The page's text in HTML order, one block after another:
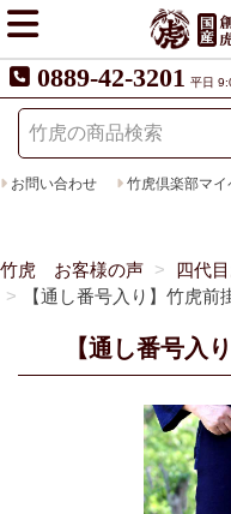
0889-42-3201 平日
お問い合わせ 竹虎倶楽部マイ
竹虎 お客様の声
四代
【通し番号入り】竹虎前
【通し番号入